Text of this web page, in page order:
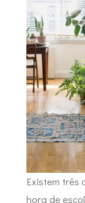
Existem três
hora de